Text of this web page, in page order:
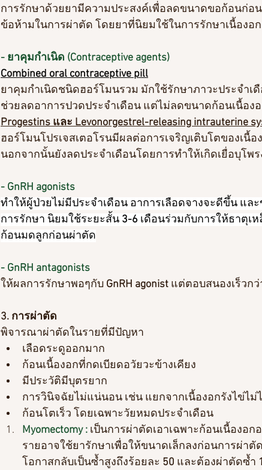
การรักษาด้วยยามีความประสงค์เพื่อลดขนาดขอก้อนก่อ
ข้อห้ามในการผ่าตัด โดยยาที่นิยมใช้ในการรักษาเนื้องอ
- ยาคุมกำเนิด (Contraceptive agents)
Combined oral contraceptive pill
ยาคุมกำเนิดชนิดฮอร์โมนรวม มักใช้รักษาภาวะประจำ
ช่วยลดอาการปวดประจำเดือน แต่ไม่ลดขนาดก้อนเนื้อง
Progestins และ Levonorgestrel-releasing intrauterine
ฮอร์โมนโปรเจสเตอโรนมีผลต่อการเจริญเติบโตของเนื้
นอกจากนั้นยังลดประจำเดือนโดยการทำให้เกิดเยื่อบุโพ
- GnRH agonists
ทำให้ผู้ป่วยไม่มีประจำเดือน อาการเลือดจางจะดีขึ้น แ
การรักษา นิยมใช้ระยะสั้น 3-6 เดือนร่วมกับการให้ธาตุเ
ก้อนมดลูกก่อนผ่าตัด
- GnRH antagonists
ให้ผลการรักษาพอๆกับ GnRH agonist แต่ตอบสนองเร็วก
3. การผ่าตัด
พิจารณาผ่าตัดในรายที่มีปัญหา
เลือดระดูออกมาก
ก้อนเนื้องอกที่กดเบียดอวัยวะข้างเคียง
มีประวัติมีบุตรยาก
การวินิจฉัยไม่แน่นอน เช่น แยกจากเนื้องอกรังไข่ไม่
ก้อนโตเร็ว โดยเฉพาะวัยหมดประจำเดือน
Myomectomy : เป็นการผ่าตัดเอาเฉพาะก้อนเนื้องอก
รายอาจใช้ยารักษาเพื่อให้ขนาดเล็กลงก่อนการผ่าตั
โอกาสกลับเป็นซ้ำสูงถึงร้อยละ 50 และต้องผ่าตัดซ้ำ 1